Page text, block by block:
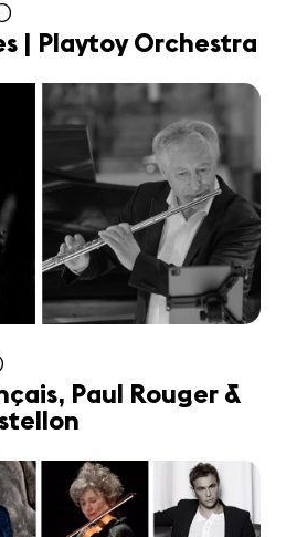
| Playtoy Orchestra
Paul Rouger &